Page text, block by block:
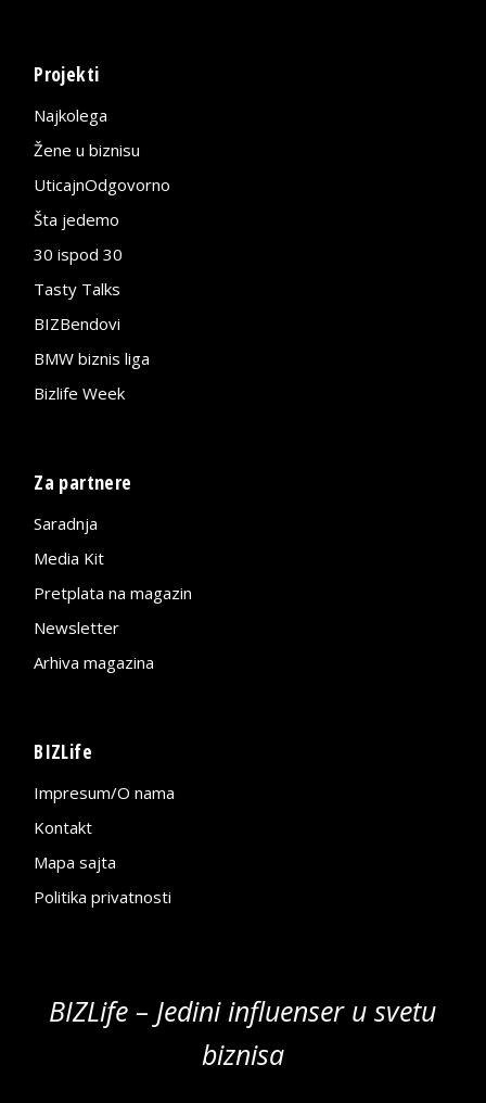
Projekti
Najkolega
Žene u biznisu
UticajnOdgovorno
Šta jedemo
30 ispod 30
Tasty Talks
BIZBendovi
BMW biznis liga
Bizlife Week
Za partnere
Saradnja
Media Kit
Pretplata na magazin
Newsletter
Arhiva magazina
BIZLife
Impresum/O nama
Kontakt
Mapa sajta
Politika privatnosti
BIZLife – Jedini influenser u svetu
biznisa